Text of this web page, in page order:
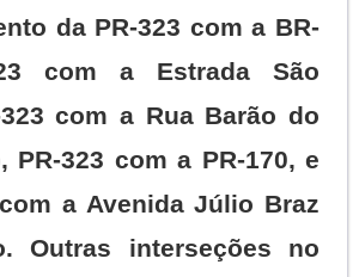
da PR-323 com a BR-
com a Estrada São
com a Rua Barão do
PR-323 com a PR-170, e
a Avenida Júlio Braz
Outras interseções no